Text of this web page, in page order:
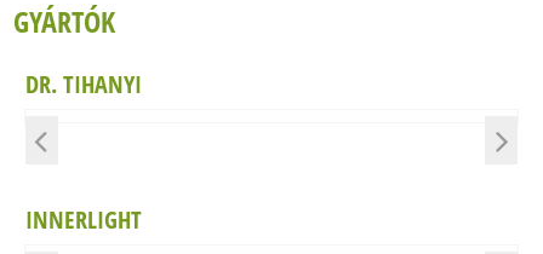
Személyes ajánlatok Önnek
Értesüljön legújabb cikkeinkről
GYÁRTÓK
DR. TIHANYI
INNERLIGHT